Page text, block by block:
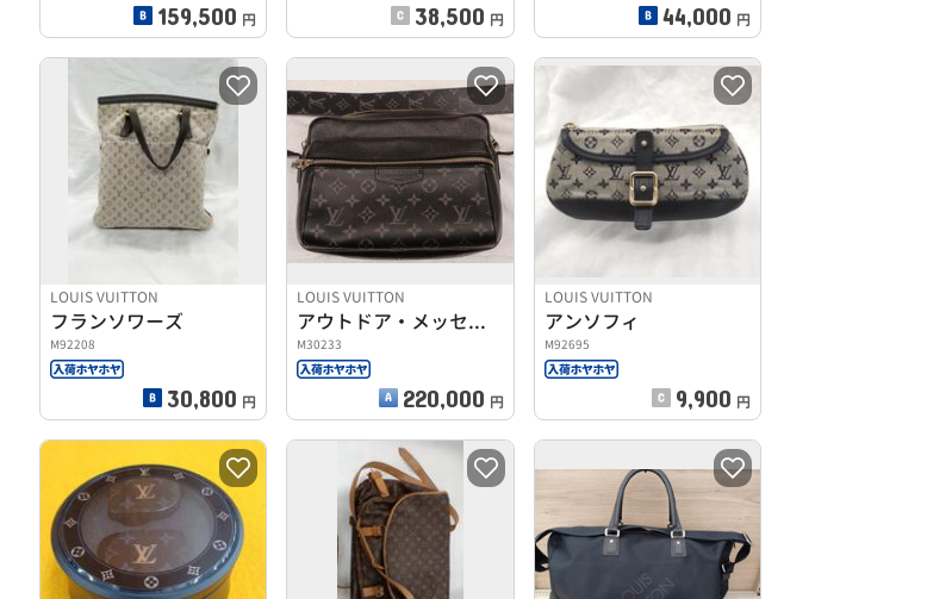
159,500 円 38,500 円 44,000 円
LOUIS VUITTON
フランソワーズ
M92208
30,800 円
LOUIS VUITTON
アウトドア・メッセンジャーPM
M30233
220,000 円
LOUIS VUITTON
アンソフィ
M92695
9,900 円